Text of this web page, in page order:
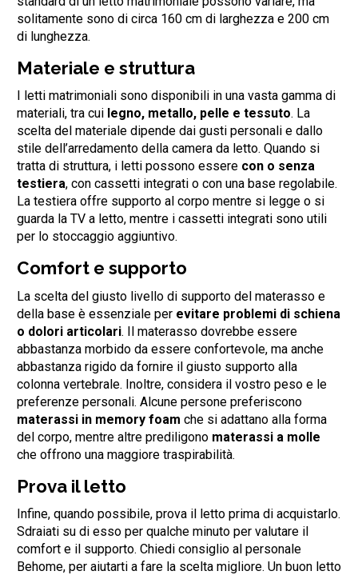
solitamente sono di circa 160 cm di larghezza e 200 cm
di lunghezza.
Materiale e struttura
I letti matrimoniali sono disponibili in una vasta gamma di
materiali, tra cuilegno, metallo, pelle e tessuto. La
scelta del materiale dipende dai gusti personali e dallo
stile dell’arredamento della camera da letto. Quando si
tratta di struttura, i letti possono essere con o senza
testiera, con cassetti integrati o con una base regolabile.
La testiera offre supporto al corpo mentre si legge o si
guarda la TV a letto, mentre i cassetti integrati sono utili
per lo stoccaggio aggiuntivo.
Comfort e supporto
La scelta del giusto livello di supporto del materasso e
della base è essenziale per evitare problemi di schiena
o dolori articolari. Il materasso dovrebbe essere
abbastanza morbido da essere confortevole, ma anche
abbastanza rigido da fornire il giusto supporto alla
colonna vertebrale. Inoltre, considera il vostro peso e le
preferenze personali. Alcune persone preferiscono
materassi in memory foam che si adattano alla forma
del corpo, mentre altre prediligono materassi a molle
che offrono una maggiore traspirabilità.
Prova il letto
Infine, quando possibile, prova il letto prima di acquistarlo.
Sdraiati su di esso per qualche minuto per valutare il
comfort e il supporto. Chiedi consiglio al personale
Behome, per aiutarti a fare la scelta migliore. Un buon letto